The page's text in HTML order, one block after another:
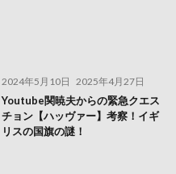
2024年5月10日 2025年4月27日
Youtube関暁夫からの緊急クエス
チョン【ハッヴァー】考察！イギ
リスの国旗の謎！